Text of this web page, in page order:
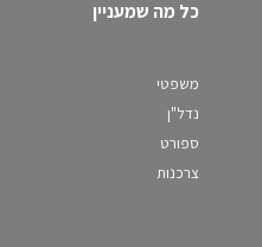
כל מה שמעניין
משפטי
נדל"ן
ספורט
צרכנות